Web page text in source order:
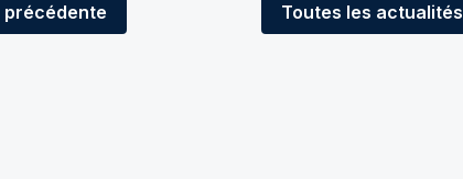
précédente Toutes les actualités